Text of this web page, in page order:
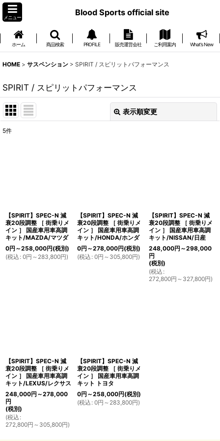
メニュー
Blood Sports official site
ホーム 商品検索 PROFILE 販売運営会社 ご利用案内 What's New
HOME > サスペンション > SPIRIT / スピリットパフォーマンス
SPIRIT / スピリットパフォーマンス
表示順変更
5件
【SPIRIT】SPEC-N 減
衰20段調整 ［ 街乗りメ
イン ］ 国産車用車高調
キット/MAZDA/マツダ
0円 ～258,000円(税別)
(税込 : 0円 ～283,800円)
【SPIRIT】SPEC-N 減
衰20段調整 ［ 街乗りメ
イン ］ 国産車用車高調
キット/HONDA/ホンダ
0円 ～278,000円(税別)
(税込 : 0円 ～305,800円)
【SPIRIT】SPEC-N 減
衰20段調整 ［ 街乗りメ
イン ］ 国産車用車高調
キット/NISSAN/日産
248,000円 ～298,000
円
(税別)
(税込 :
272,800円 ～327,800円)
【SPIRIT】SPEC-N 減
衰20段調整 ［ 街乗りメ
イン ］ 国産車用車高調
キット/LEXUS/レクサス
248,000円 ～278,000
円
(税別)
(税込 :
272,800円 ～305,800円)
【SPIRIT】SPEC-N 減
衰20段調整 ［ 街乗りメ
イン ］ 国産車用車高調
キット トヨタ
0円 ～258,000円(税別)
(税込 : 0円 ～283,800円)